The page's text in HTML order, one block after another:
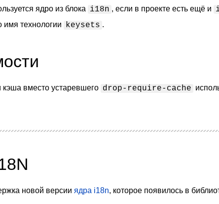
ядро из блока i18n , если в проекте есть ещё и
имя технологии keysets .
кэша вместо устаревшего drop-require-cache
новой версии ядра i18n, которое появилось в